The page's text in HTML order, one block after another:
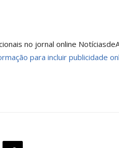
no jornal online
para incluir publicidade